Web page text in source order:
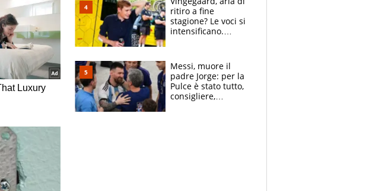
ritiro a fine
stagione? Le voci si
intensificano.
vuole la Roubaix
Messi, muore il
padre Jorge: per la
Pulce è stato tutto,
consigliere,